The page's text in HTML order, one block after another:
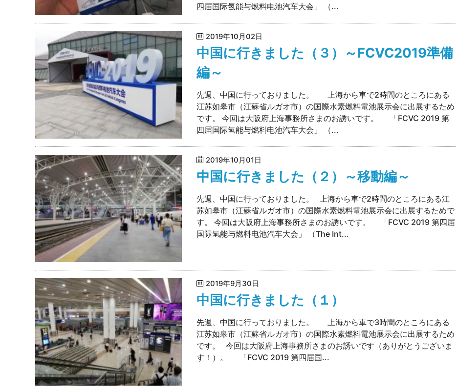
四届国际氢能与燃料电池汽车大会」 （...
2019年10月02日
中国に行きました（３）～FCVC2019準備
編～
先週、中国に行っておりました。 上海から車で2時間のところにある
江苏如皋市（江蘇省ルガオ市）の国際水素燃料電池展示会に出展するため
です。 今回は大阪府上海事務所さまのお誘いです。 「FCVC 2019 第
四届国际氢能与燃料电池汽车大会」 （...
2019年10月01日
中国に行きました（２）～移動編～
先週、中国に行っておりました。 上海から車で2時間のところにある江
苏如皋市（江蘇省ルガオ市）の国際水素燃料電池展示会に出展するためで
す。 今回は大阪府上海事務所さまのお誘いです。 「FCVC 2019 第四届
国际氢能与燃料电池汽车大会」 （The Int...
2019年9月30日
中国に行きました（１）
先週、中国に行っておりました。 上海から車で3時間のところにある
江苏如皋市（江蘇省ルガオ市）の国際水素燃料電池展示会に出展するため
です。 今回は大阪府上海事務所さまのお誘いです（ありがとうございま
す！）。 「FCVC 2019 第四届国...